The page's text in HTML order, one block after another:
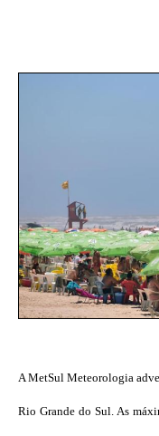
A MetSul Meteorologia
Rio Grande do Sul. As